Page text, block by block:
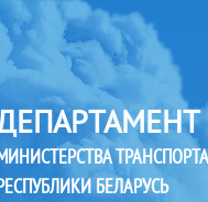
БЕЛАРУСЬ